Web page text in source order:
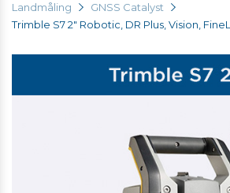
Landmåling
GNSS Catalyst
Trimble S7 2" Robotic, DR Plus, Vision,